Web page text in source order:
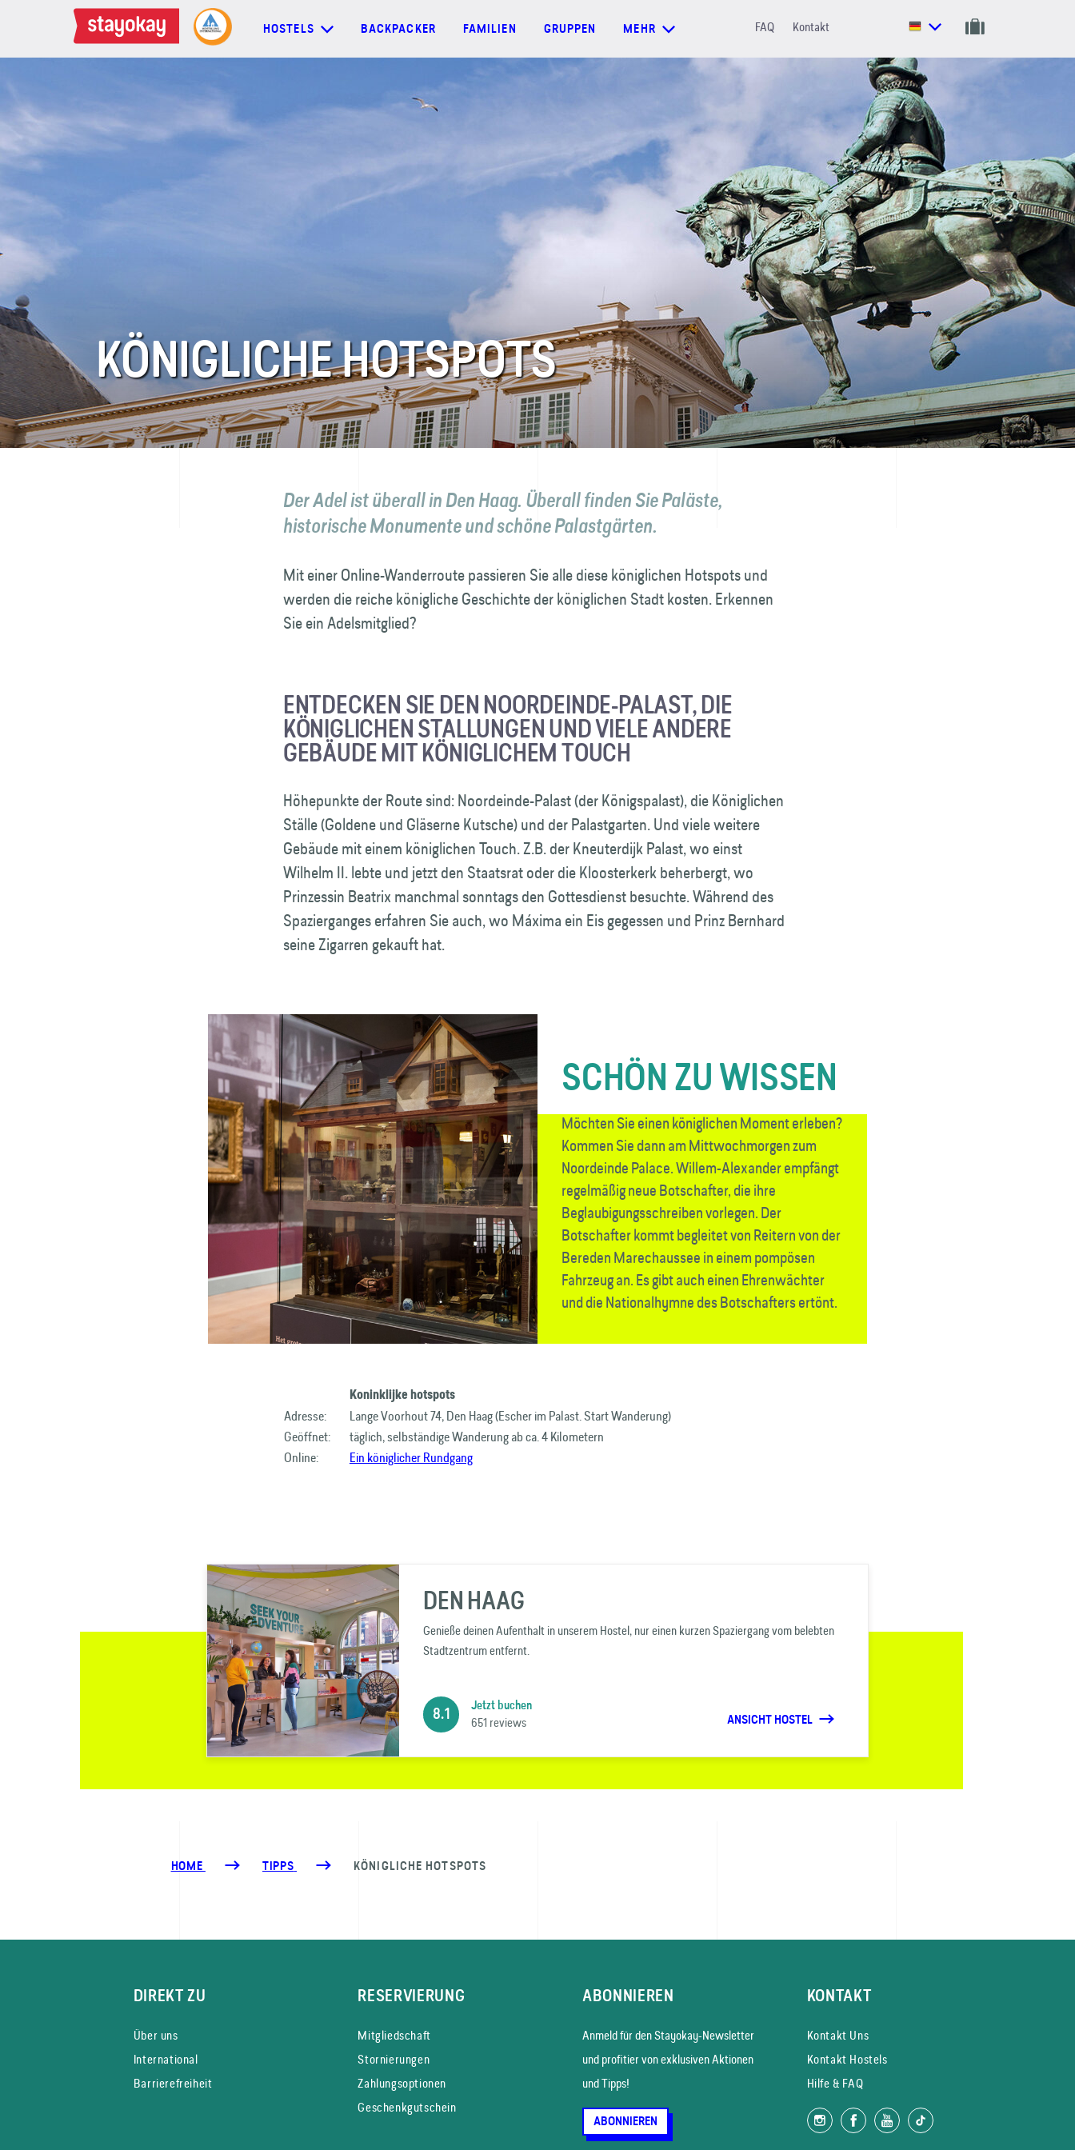
HOSTELS BACKPACKER FAMILIEN GRUPPEN MEHR FAQ Kontakt
BACKPACKER
FAMILIEN
FAQ
Kontakt
KÖNIGLICHE HOTSPOTS
Der Adel ist überall in Den Haag. Überall finden Sie Paläste,
historische Monumente und schöne Palastgärten.
Mit einer Online-Wanderroute passieren Sie alle diese königlichen Hotspots und
werden die reiche königliche Geschichte der königlichen Stadt kosten. Erkennen
Sie ein Adelsmitglied?
ENTDECKEN SIE DEN NOORDEINDE-PALAST, DIE
KÖNIGLICHEN STALLUNGEN UND VIELE ANDERE
GEBÄUDE MIT KÖNIGLICHEM TOUCH
Höhepunkte der Route sind: Noordeinde-Palast (der Königspalast), die Königlichen
Ställe (Goldene und Gläserne Kutsche) und der Palastgarten. Und viele weitere
Gebäude mit einem königlichen Touch. Z.B. der Kneuterdijk Palast, wo einst
Wilhelm II. lebte und jetzt den Staatsrat oder die Kloosterkerk beherbergt, wo
Prinzessin Beatrix manchmal sonntags den Gottesdienst besuchte. Während des
Spazierganges erfahren Sie auch, wo Máxima ein Eis gegessen und Prinz Bernhard
seine Zigarren gekauft hat.
SCHÖN ZU WISSEN
Möchten Sie einen königlichen Moment erleben?
Kommen Sie dann am Mittwochmorgen zum
Noordeinde Palace. Willem-Alexander empfängt
regelmäßig neue Botschafter, die ihre
Beglaubigungsschreiben vorlegen. Der
Botschafter kommt begleitet von Reitern von der
Bereden Marechaussee in einem pompösen
Fahrzeug an. Es gibt auch einen Ehrenwächter
und die Nationalhymne des Botschafters ertönt.
Koninklijke hotspots
Adresse:
Lange Voorhout 74, Den Haag (Escher im Palast. Start Wanderung)
Geöffnet:
täglich, selbständige Wanderung ab ca. 4 Kilometern
Online:
Ein königlicher Rundgang
DEN HAAG
Genieße deinen Aufenthalt in unserem Hostel, nur einen kurzen Spaziergang vom belebten
Stadtzentrum entfernt.
8.1
Jetzt buchen
651 reviews ANSICHT HOSTEL
HOME TIPPS KÖNIGLICHE HOTSPOTS
DIREKT ZU
Über uns
International
Barrierefreiheit
RESERVIERUNG
Mitgliedschaft
Stornierungen
Zahlungsoptionen
Geschenkgutschein
ABONNIEREN
Anmeld für den Stayokay-News­letter
und profitier von exklusiven Aktionen
und Tipps!
ABONNIEREN
KONTAKT
Kontakt Uns
Kontakt Hostels
Hilfe & FAQ